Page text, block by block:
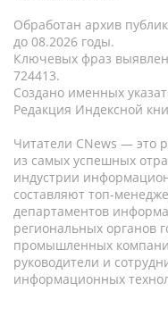
Обработан архив
до 08.2026 годы.
Ключевых фраз
724413.
Создано именных
Редакция Индексной
Читатели CNews — это
из самых успешных
индустрии
составляют топ-
департаментов
региональных органов
промышленных
руководители и
информационных